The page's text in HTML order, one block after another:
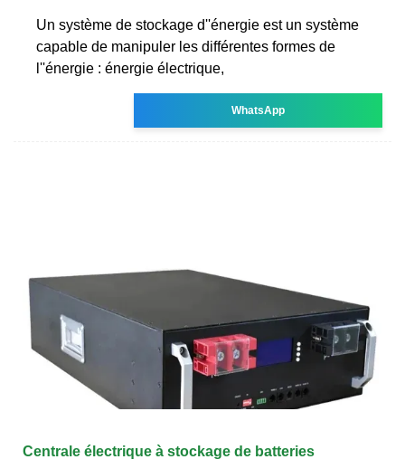
Un système de stockage d''énergie est un système
capable de manipuler les différentes formes de
l''énergie : énergie électrique,
WhatsApp
Centrale électrique à stockage de batteries